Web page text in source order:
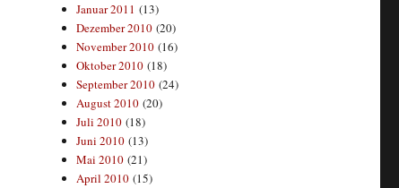
Januar 2011 (13)
Dezember 2010 (20)
November 2010 (16)
Oktober 2010 (18)
September 2010 (24)
August 2010 (20)
Juli 2010 (18)
Juni 2010 (13)
Mai 2010 (21)
April 2010 (15)